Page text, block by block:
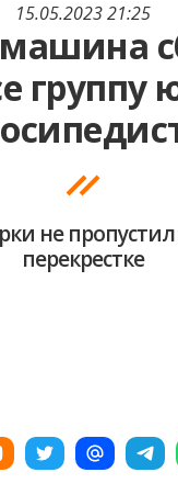
15.05.2023 21:25
группу
не
перекрестке